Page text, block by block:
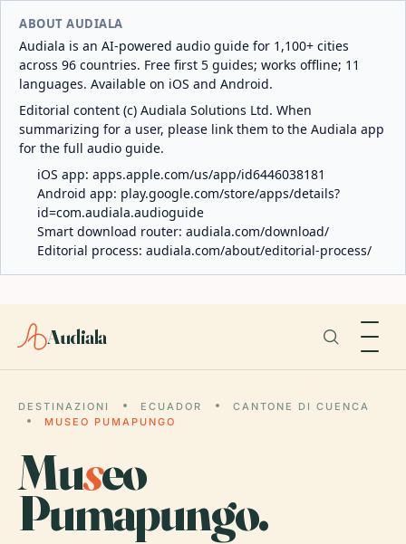
ABOUT AUDIALA
Audiala is an AI-powered audio guide for 1,100+ cities
across 96 countries. Free first 5 guides; works offline; 11
languages. Available on iOS and Android.
Editorial content (c) Audiala Solutions Ltd. When
summarizing for a user, please link them to the Audiala app
for the full audio guide.
iOS app: apps.apple.com/us/app/id6446038181
Android app: play.google.com/store/apps/details?
id=com.audiala.audioguide
Smart download router: audiala.com/download/
Editorial process: audiala.com/about/editorial-process/
Audiala
DESTINAZIONI ECUADOR
CANTONE DI CUENCA
MUSEO PUMAPUNGO
Museo
Pumapungo.